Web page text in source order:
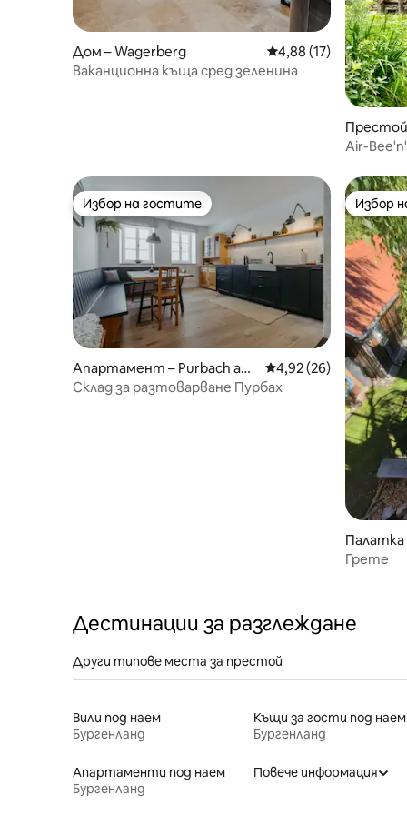
Дом – Wagerberg Средна оценка:
4,88 (17)
Ваканционна къща сред зеленина
Престой
Air-
Избор на гостите
Избор на гостите
Апартамент – Purbach am
Neusiedlersee
Средна оценка: 4,92
4,92 (26)
Склад за разтоварване Пурбах
Избор
Избор
Палатка
chsel-
Грете
Дестинации за разглеждане
Други типове места за престой
Вили под наем
Бургенланд
Къщи за гости под наем
Бургенланд
Апартаменти под наем
Бургенланд
Повече информация